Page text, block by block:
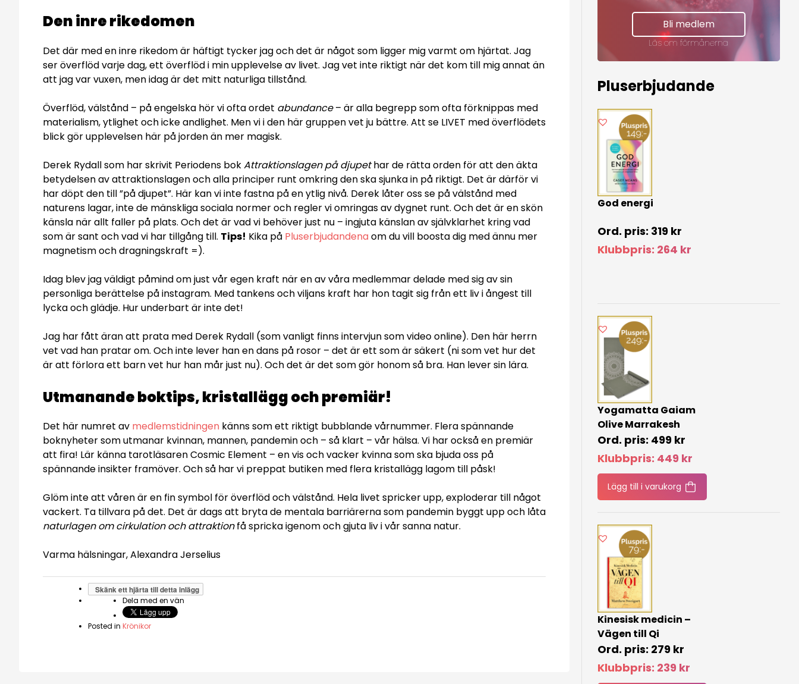
Den inre rikedomen
Det där med en inre rikedom är häftigt tycker jag och det är något som ligger mig varmt om hjärtat. Jag
ser överflöd varje dag, ett överflöd i min upplevelse av livet. Jag vet inte riktigt när det kom till mig annat än
att jag var vuxen, men idag är det mitt naturliga tillstånd.
Överflöd, välstånd – på engelska hör vi ofta ordet abundance– är alla begrepp som ofta förknippas med
materialism, ytlighet och icke andlighet. Men vi i den här gruppen vet ju bättre. Att se LIVET med överflödets
blick gör upplevelsen här på jorden än mer magisk.
Derek Rydall som har skrivit Periodens bokAttraktionslagen på djupethar de rätta orden för att den äkta
betydelsen av attraktionslagen och alla principer runt omkring den ska sjunka in på riktigt. Det är därför vi
har döpt den till ”på djupet”. Här kan vi inte fastna på en ytlig nivå. Derek låter oss se på välstånd med
naturens lagar, inte de mänskliga sociala normer och regler vi omringas av dygnet runt. Och det är en skön
känsla när allt faller på plats. Och det är vad vi behöver just nu – ingjuta känslan av självklarhet kring vad
som är sant och vad vi har tillgång till. Tips! Kika på Pluserbjudandenaom du vill boosta dig med ännu mer
magnetism och dragningskraft =).
Idag blev jag väldigt påmind om just vår egen kraft när en av våra medlemmar delade med sig av sin
personliga berättelse på instagram. Med tankens och viljans kraft har hon tagit sig från ett liv i ångest till
lycka och glädje. Hur underbart är inte det!
Jag har fått äran att prata med Derek Rydall (som vanligt finns intervjun som video online). Den här herrn
vet vad han pratar om. Och inte lever han en dans på rosor – det är ett som är säkert (ni som vet hur det
är att förlora ett barn vet hur han mår just nu). Och det är det som gör honom så bra. Han lever sin lära.
Utmanande boktips, kristallägg och premiär!
Det här numret av medlemstidningen känns som ett riktigt bubblande vårnummer. Flera spännande
boknyheter som utmanar kvinnan, mannen, pandemin och – så klart – vår hälsa. Vi har också en premiär
att fira! Lär känna tarotläsaren Cosmic Element – en vis och vacker kvinna som ska bjuda oss på
spännande insikter framöver. Och så har vi preppat butiken med flera kristallägg lagom till påsk!
Glöm inte att våren är en fin symbol för överflöd och välstånd. Hela livet spricker upp, exploderar till något
vackert. Ta tillvara på det. Det är dags att bryta de mentala barriärerna som pandemin byggt upp och låta
naturlagen om cirkulation och attraktionfå spricka igenom och gjuta liv i vår sanna natur.
Varma hälsningar, Alexandra Jerselius
Skänk ett hjärta till detta inlägg
Dela med en vän
Posted in Krönikor
Bli medlem
Läs om förmånerna
Pluserbjudande
God energi
319 kr
Klubbpris: 264 kr
Yogamatta Gaiam
Olive Marrakesh
499 kr
Klubbpris: 449 kr
Lägg till i varukorg
Kinesisk medicin –
Vägen till Qi
279 kr
Klubbpris: 239 kr